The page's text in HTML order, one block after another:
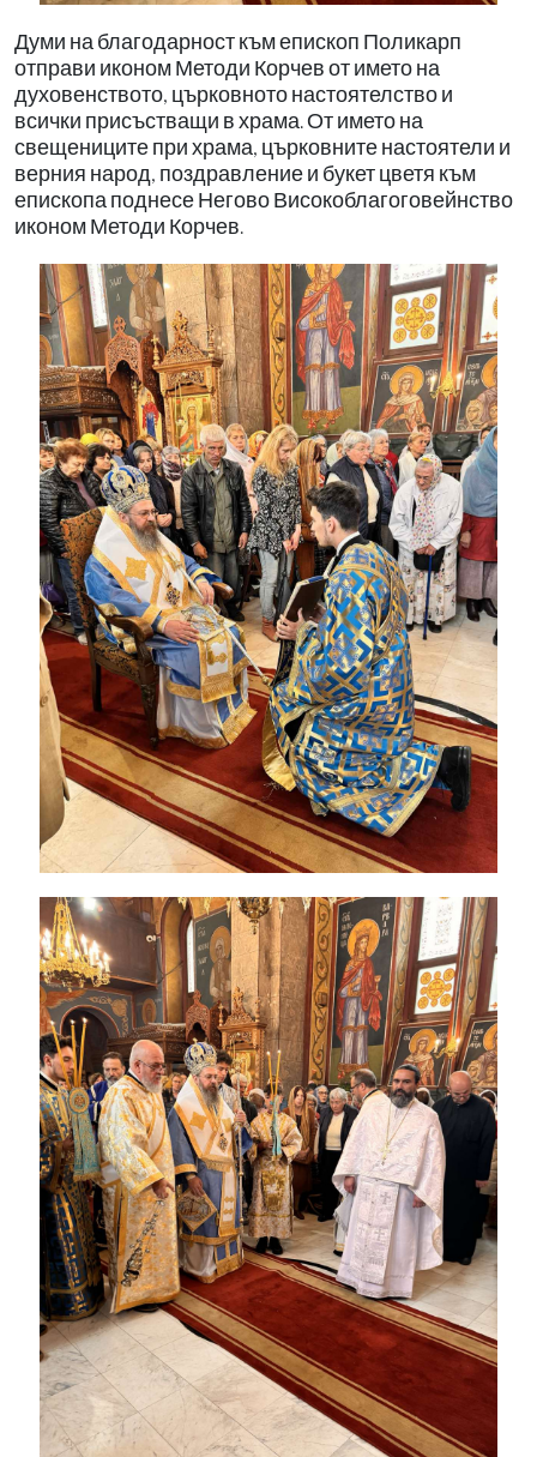
Думи на благодарност към епископ Поликарп
отправи иконом Методи Корчев от името на
духовенството, църковното настоятелство и
всички присъстващи в храма. От името на
свещениците при храма, църковните настоятели и
верния народ, поздравление и букет цветя към
епископа поднесе Негово Високоблагоговейнство
иконом Методи Корчев.